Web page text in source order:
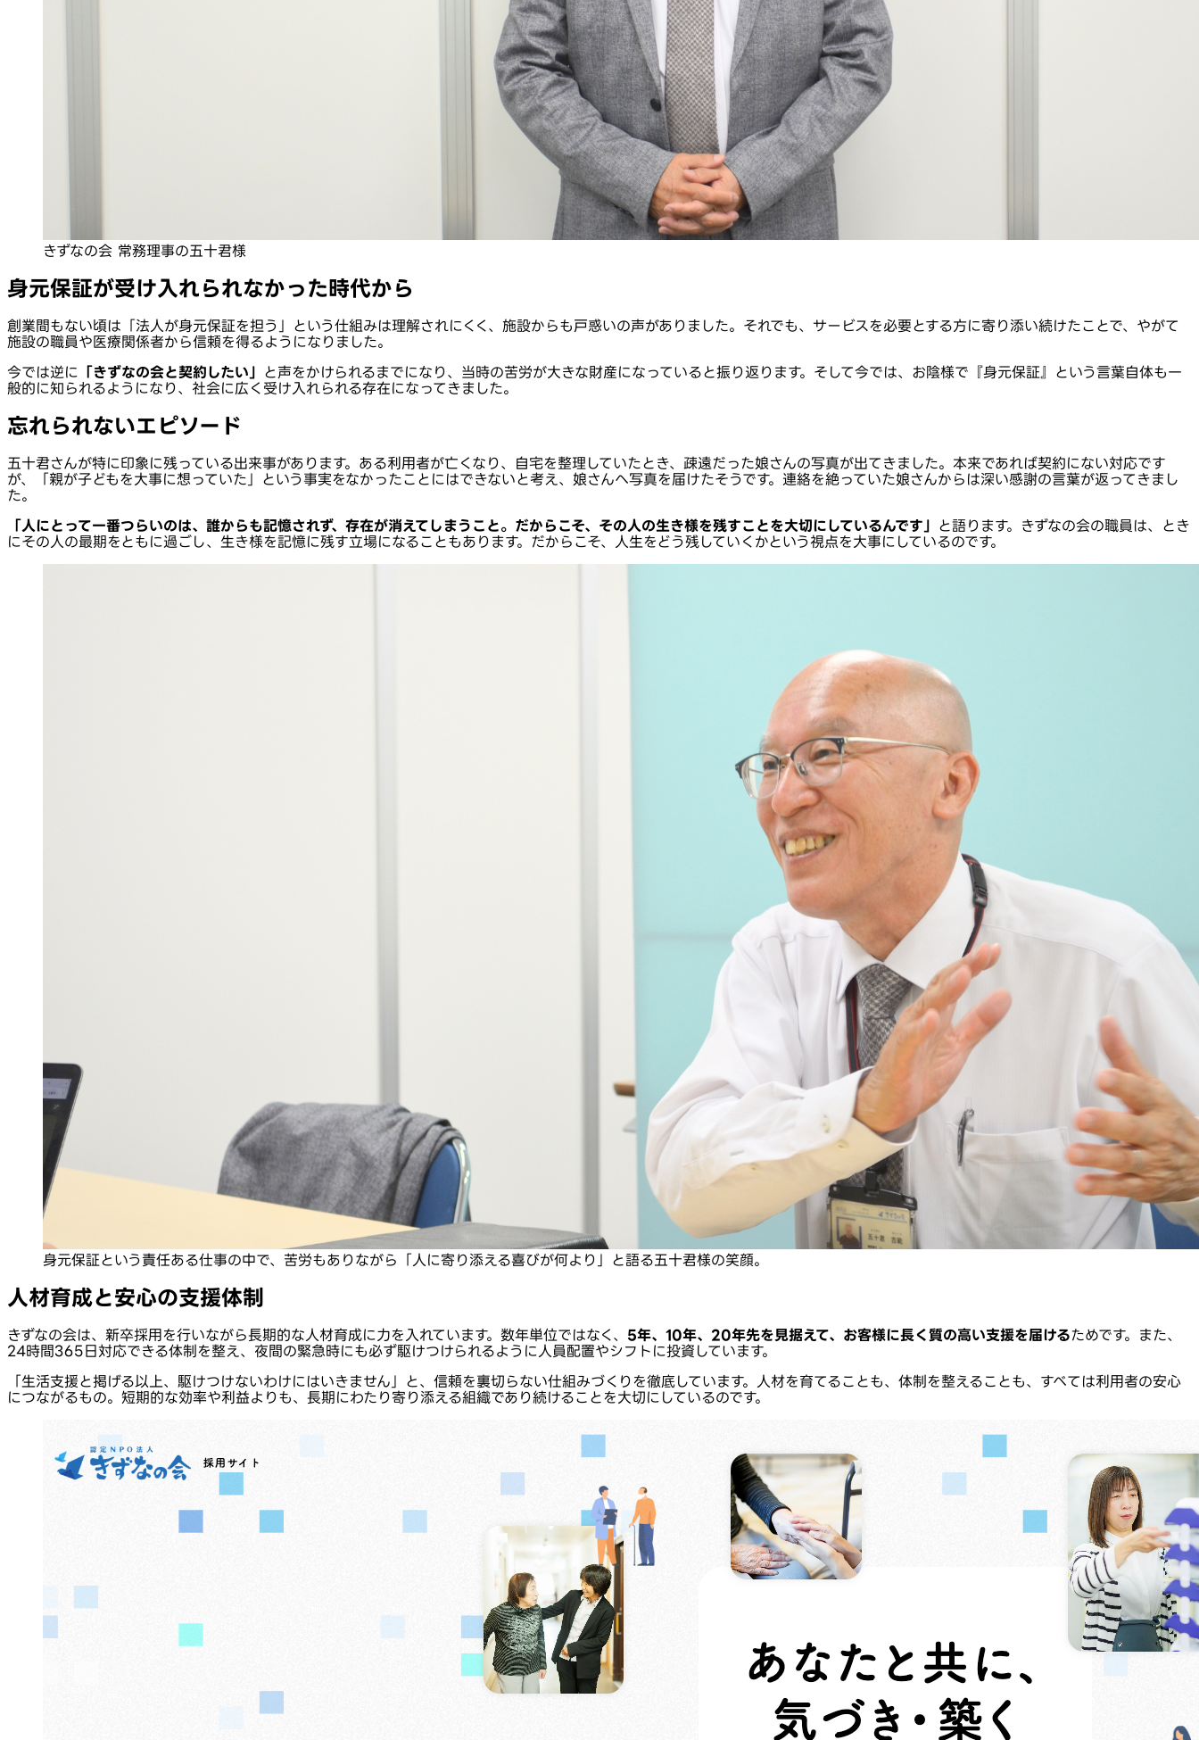
きずなの会 常務理事の五十君様
身元保証が受け入れられなかった時代から
創業間もない頃は「法人が身元保証を担う」という仕組みは理解されにくく、施設からも戸惑いの声がありました。それでも、サービスを必要とする方に寄り添い続けたことで、やがて
施設の職員や医療関係者から信頼を得るようになりました。
今では逆に 「きずなの会と契約したい」
と声をかけられるまでになり、当時の苦労が大きな財産になっていると振り返ります。そして今では、お陰様で『身元保証』という言葉自体も一
般的に知られるようになり、社会に広く受け入れられる存在になってきました。
忘れられないエピソード
五十君さんが特に印象に残っている出来事があります。ある利用者が亡くなり、自宅を整理していたとき、疎遠だった娘さんの写真が出てきました。本来であれば契約にない対応です
が、「親が子どもを大事に想っていた」という事実をなかったことにはできないと考え、娘さんへ写真を届けたそうです。連絡を絶っていた娘さんからは深い感謝の言葉が返ってきまし
た。
「人にとって一番つらいのは、誰からも記憶されず、存在が消えてしまうこと。だからこそ、その人の生き様を残すことを大切にしているんです」
と語ります。きずなの会の職員は、とき
にその人の最期をともに過ごし、生き様を記憶に残す立場になることもあります。だからこそ、人生をどう残していくかという視点を大事にしているのです。
身元保証という責任ある仕事の中で、苦労もありながら「人に寄り添える喜びが何より」と語る五十君様の笑顔。
人材育成と安心の支援体制
きずなの会は、新卒採用を行いながら長期的な人材育成に力を入れています。数年単位ではなく、 5年、10年、20年先を見据えて、お客様に長く質の高い支援を届けるためです。また、
24時間365日対応できる体制を整え、夜間の緊急時にも必ず駆けつけられるように人員配置やシフトに投資しています。
「生活支援と掲げる以上、駆けつけないわけにはいきません」と、信頼を裏切らない仕組みづくりを徹底しています。人材を育てることも、体制を整えることも、すべては利用者の安心
につながるもの。短期的な効率や利益よりも、長期にわたり寄り添える組織であり続けることを大切にしているのです。